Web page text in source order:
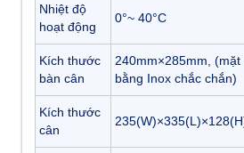
Nhiệt độ̣
hoạt động
0°~ 40°C
Kích thước
bàn cân
240mm×285mm,
bằng Inox chắc chắn)
Kích thước
cân